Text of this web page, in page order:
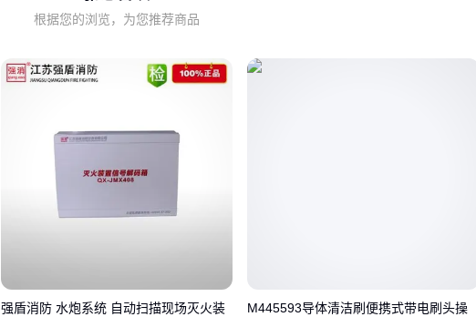
二、从原理到接线：防反接电路的核心保护机制
防反接方案本质都是控制电流单向流动，但实现方式各有特
二极管方案：像单向阀门简单可靠，但会带来0.5-1V压降
合驱动电路
：适合大电流场景，但存在机械寿命限制
根据您的浏览，为您推荐商品
强盾消防 水炮系统 自动扫描现场灭火装
M445593导体清洁刷便携式带电刷头操